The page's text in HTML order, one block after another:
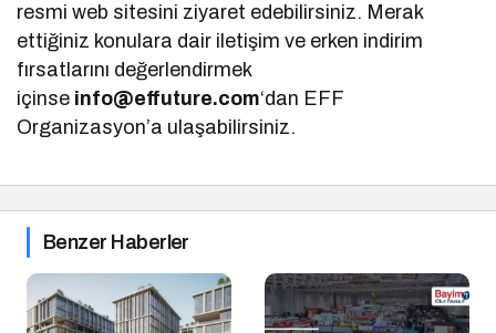
resmi web sitesini ziyaret edebilirsiniz. Merak
ettiğiniz konulara dair iletişim ve erken indirim
fırsatlarını değerlendirmek
içinse info@effuture.com‘dan EFF
Organizasyon’a ulaşabilirsiniz.
Benzer Haberler